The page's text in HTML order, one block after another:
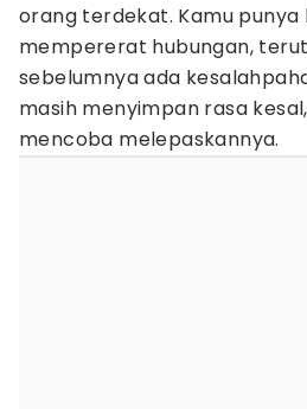
orang terdekat. Kamu
mempererat hubungan,
sebelumnya ada
masih menyimpan rasa
mencoba melepaskannya.